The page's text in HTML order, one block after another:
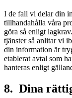
I de fall vi delar din
tillhandahålla våra
göra så enligt
tjänster så anlitar vi
din information är
etablerat avtal som
hanteras enligt
8. Dina